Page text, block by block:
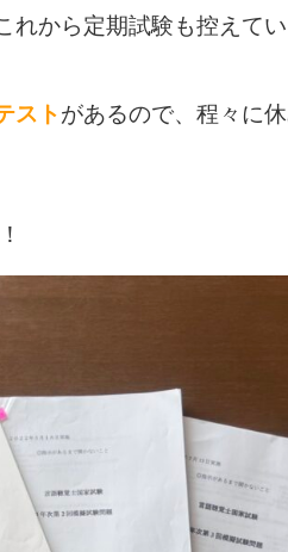
から定期試験も控えて
ストがあるので、程々に